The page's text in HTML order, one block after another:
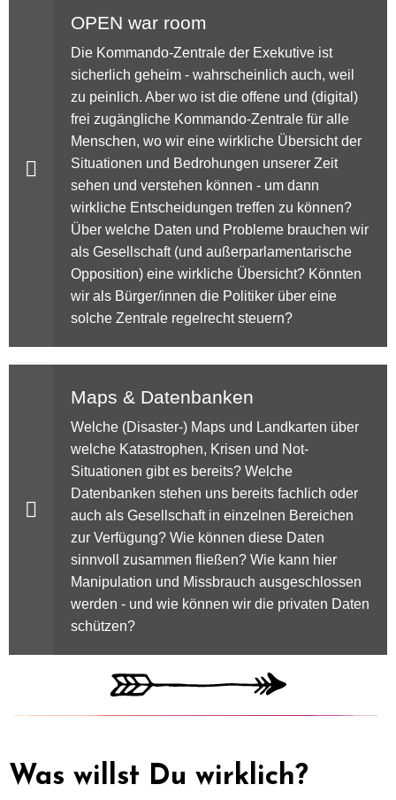
OPEN war room
Die Kommando-Zentrale der Exekutive ist
sicherlich geheim - wahrscheinlich auch, weil
zu peinlich. Aber wo ist die offene und (digital)
frei zugängliche Kommando-Zentrale für alle
Menschen, wo wir eine wirkliche Übersicht der
Situationen und Bedrohungen unserer Zeit
sehen und verstehen können - um dann
wirkliche Entscheidungen treffen zu können?
Über welche Daten und Probleme brauchen wir
als Gesellschaft (und außerparlamentarische
Opposition) eine wirkliche Übersicht? Könnten
wir als Bürger/innen die Politiker über eine
solche Zentrale regelrecht steuern?
Maps & Datenbanken
Welche (Disaster-) Maps und Landkarten über
welche Katastrophen, Krisen und Not-
Situationen gibt es bereits? Welche
Datenbanken stehen uns bereits fachlich oder
auch als Gesellschaft in einzelnen Bereichen
zur Verfügung? Wie können diese Daten
sinnvoll zusammen fließen? Wie kann hier
Manipulation und Missbrauch ausgeschlossen
werden - und wie können wir die privaten Daten
schützen?
Was willst Du wirklich?